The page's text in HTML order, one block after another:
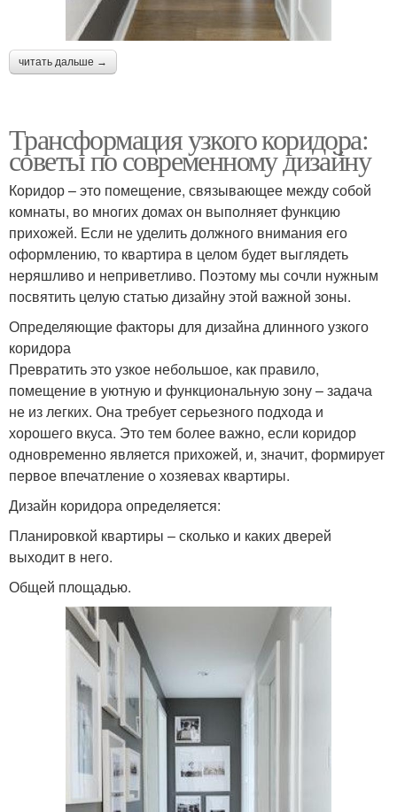
читать дальше →
Трансформация узкого коридора:
советы по современному дизайну
Коридор – это помещение, связывающее между собой
комнаты, во многих домах он выполняет функцию
прихожей. Если не уделить должного внимания его
оформлению, то квартира в целом будет выглядеть
неряшливо и неприветливо. Поэтому мы сочли нужным
посвятить целую статью дизайну этой важной зоны.
Определяющие факторы для дизайна длинного узкого
коридора
Превратить это узкое небольшое, как правило,
помещение в уютную и функциональную зону – задача
не из легких. Она требует серьезного подхода и
хорошего вкуса. Это тем более важно, если коридор
одновременно является прихожей, и, значит, формирует
первое впечатление о хозяевах квартиры.
Дизайн коридора определяется:
Планировкой квартиры – сколько и каких дверей
выходит в него.
Общей площадью.